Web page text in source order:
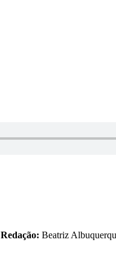
Redação: Beatriz